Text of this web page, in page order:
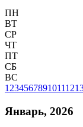
ПН
ВТ
СР
ЧТ
ПТ
СБ
ВС
1 23456789101112
Январь, 2026